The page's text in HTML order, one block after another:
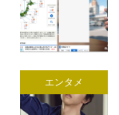
エンタメ